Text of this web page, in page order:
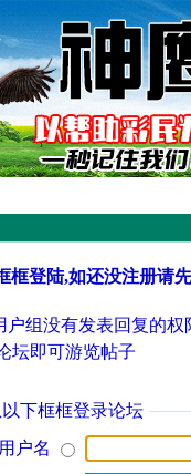
框登陆,如还没注册请
户组没有发表回复的权
坛即可游览帖子
下框框登录论坛
用户名